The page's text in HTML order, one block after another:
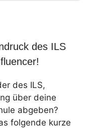
des ILS
des ILS,
über deine
abgeben?
folgende kurze